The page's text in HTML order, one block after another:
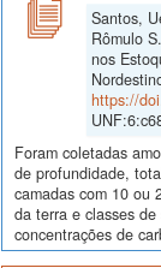
Santos,
Rômulo
nos
https://
Foram coletadas
de profundidade,
camadas com 10 ou
da terra e classes
concentrações de